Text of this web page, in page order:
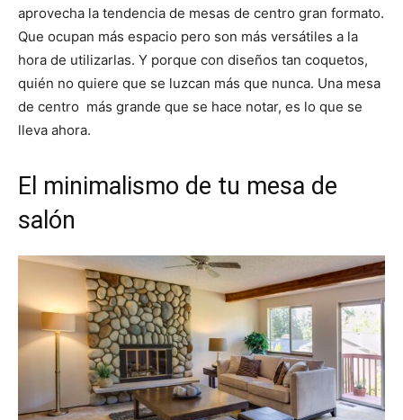
aprovecha la tendencia de mesas de centro gran formato.
Que ocupan más espacio pero son más versátiles a la
hora de utilizarlas. Y porque con diseños tan coquetos,
quién no quiere que se luzcan más que nunca. Una mesa
de centro más grande que se hace notar, es lo que se
lleva ahora.
El minimalismo de tu mesa de
salón